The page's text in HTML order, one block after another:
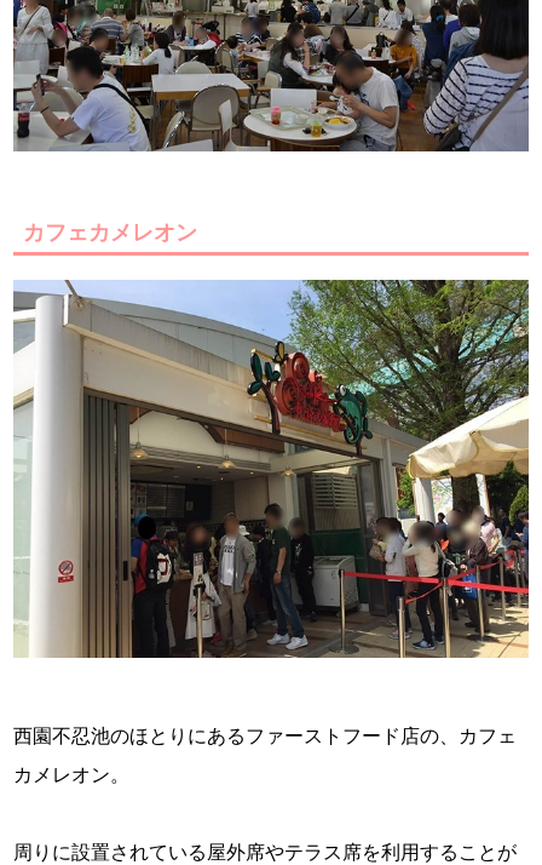
カフェカメレオン
西園不忍池のほとりにあるファーストフード店の、カフェ
カメレオン。
周りに設置されている屋外席やテラス席を利用することが